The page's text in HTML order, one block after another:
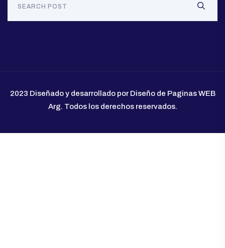
2023 Diseñado y desarrollado por Diseño de Paginas WEB
Arg. Todos los derechos reservados.